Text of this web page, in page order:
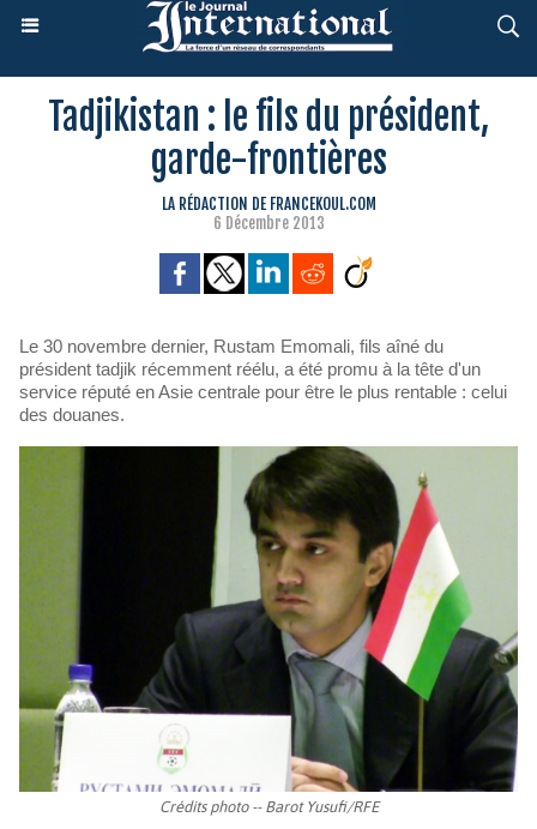
Tadjikistan : le fils du président,
garde-frontières
LA RÉDACTION DE FRANCEKOUL.COM
6 Décembre 2013
Le 30 novembre dernier, Rustam Emomali, fils aîné du
président tadjik récemment réélu, a été promu à la tête d'un
service réputé en Asie centrale pour être le plus rentable : celui
des douanes.
Crédits photo -- Barot Yusufi/RFE